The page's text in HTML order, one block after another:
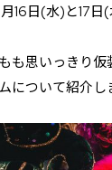
16日(水)と17日
も思いっきり
について紹介し